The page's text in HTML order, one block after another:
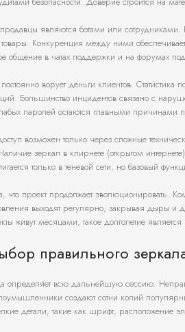
являются ботами или
Конкуренция между ними обеспечивает
общение в чатах поддержки и на форумах
ворует деньги клиентов.
Большинство инцидентов связано с
паролей остаются главными причинами
возможен только через сложные
зеркал в клирнете (открытом
только в теневой сети, но базовый
что проект продолжает эволюционировать.
выходят регулярно, закрывая дыры и
живут месяцами, такое долголетие является
правильного
определяет всю дальнейшую сессию.
создают сотни копий
детали, такие как шрифт, расположение